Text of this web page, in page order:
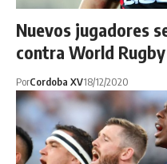
Nuevos jugadores
contra World Rugby
PorCordoba XV18/12/2020